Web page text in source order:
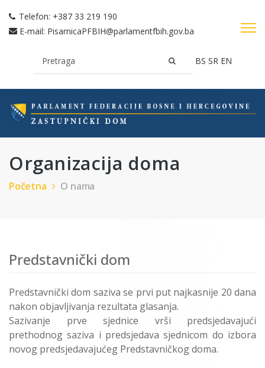
Telefon: +387 33 219 190
E-mail: PisarnicaPFBIH@parlamentfbih.gov.ba
BS SR EN
Organizacija doma
Početna O nama
Predstavnički dom
Predstavnički dom saziva se prvi put najkasnije 20 dana
nakon objavljivanja rezultata glasanja.
Sazivanje prve sjednice vrši predsjedavajući
prethodnog saziva i predsjedava sjednicom do izbora
novog predsjedavajućeg Predstavničkog doma.